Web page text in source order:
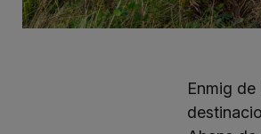
Enmig de